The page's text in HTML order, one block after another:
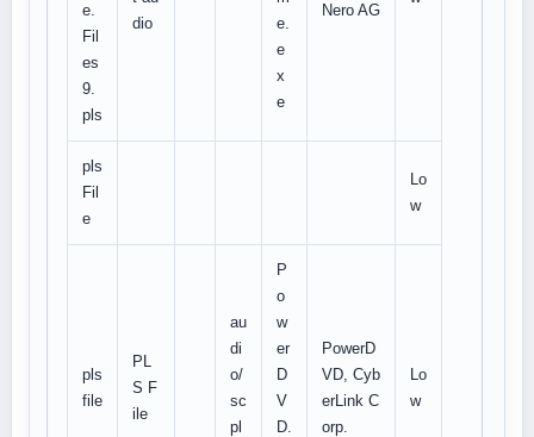
e.
Fil
es
9.
pls
dio
e.
e
x
e
Nero AG
pls
Fil
e
Lo
w
pls
file
PL
S F
ile
au
di
o/
sc
pl
P
o
w
er
D
V
D.
PowerD
VD, Cyb
erLink C
orp.
Lo
w